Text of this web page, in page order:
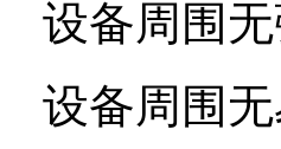
设备周围
设备周围